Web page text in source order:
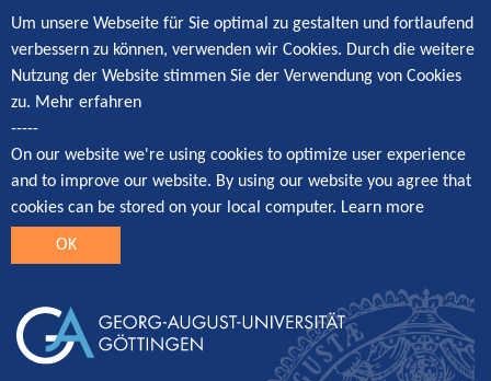
Um unsere Webseite für Sie optimal zu gestalten und fortlaufend
verbessern zu können, verwenden wir Cookies. Durch die weitere
Nutzung der Website stimmen Sie der Verwendung von Cookies
zu. Mehr erfahren
-----
On our website we're using cookies to optimize user experience
and to improve our website. By using our website you agree that
cookies can be stored on your local computer. Learn more
OK